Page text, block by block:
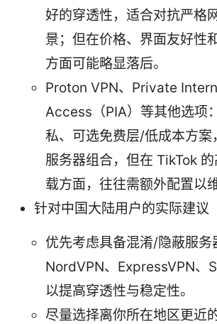
好的穿透性，适合对抗严格
景；但在价格、界面友好性
方面可能略显落后。
Proton VPN、Private
Access（PIA）等其他选项
私、可选免费层/低成本方案
服务器组合，但在 TikTok
载方面，往往需额外配置以
针对中国大陆用户的实际建议
优先考虑具备混淆/隐蔽服务
NordVPN、ExpressVPN、
以提高穿透性与稳定性。
尽量选择离你所在地区更近